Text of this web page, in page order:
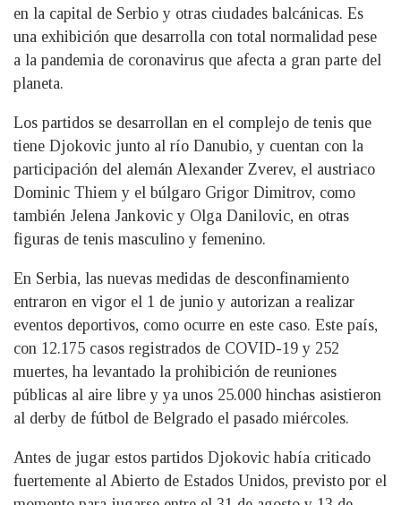
en la capital de Serbio y otras ciudades balcánicas. Es
una exhibición que desarrolla con total normalidad pese
a la pandemia de coronavirus que afecta a gran parte del
planeta.
Los partidos se desarrollan en el complejo de tenis que
tiene Djokovic junto al río Danubio, y cuentan con la
participación del alemán Alexander Zverev, el austriaco
Dominic Thiem y el búlgaro Grigor Dimitrov, como
también Jelena Jankovic y Olga Danilovic, en otras
figuras de tenis masculino y femenino.
En Serbia, las nuevas medidas de desconfinamiento
entraron en vigor el 1 de junio y autorizan a realizar
eventos deportivos, como ocurre en este caso. Este país,
con 12.175 casos registrados de COVID-19 y 252
muertes, ha levantado la prohibición de reuniones
públicas al aire libre y ya unos 25.000 hinchas asistieron
al derby de fútbol de Belgrado el pasado miércoles.
Antes de jugar estos partidos Djokovic había criticado
fuertemente al Abierto de Estados Unidos, previsto por el